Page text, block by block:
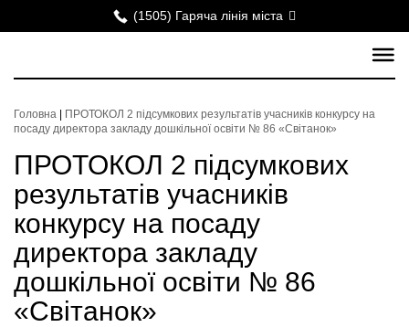
(1505) Гаряча лінія міста
Головна
ПРОТОКОЛ 2 підсумкових результатів учасників конкурсу на
посаду директора закладу дошкільної освіти № 86 «Світанок»
ПРОТОКОЛ 2 підсумкових
результатів учасників
конкурсу на посаду
директора закладу
дошкільної освіти № 86
«Світанок»